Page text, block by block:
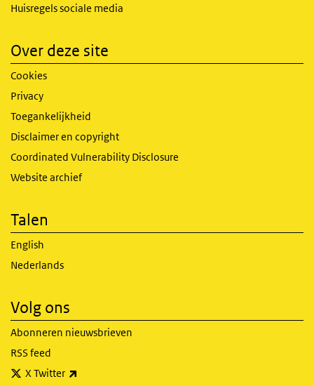
Huisregels sociale media
Over deze site
Cookies
Privacy
Toegankelijkheid
Disclaimer en copyright
Coordinated Vulnerability Disclosure
Website archief
Talen
English
Nederlands
Volg ons
Abonneren nieuwsbrieven
RSS feed
X Twitter